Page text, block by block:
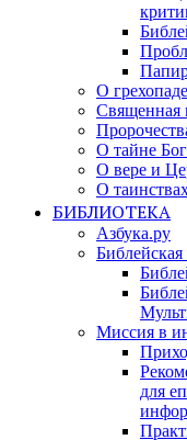
О
Священная
О тайне
О вере и
О
БИБЛИОТЕКА
Азбука.ру
Библейская
Миссия в
для